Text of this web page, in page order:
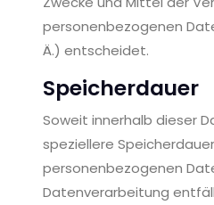
personenbezogenen
Ä.) entscheidet.
Speicherdauer
Soweit innerhalb dieser
speziellere
personenbezogenen
Datenverarbeitung